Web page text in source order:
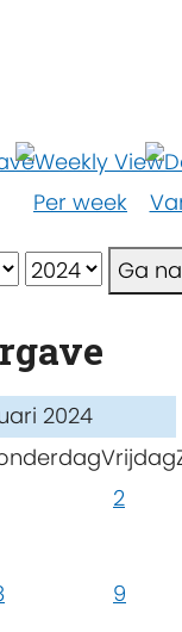
Per week
Ga
2024
Vrijdag
2
9